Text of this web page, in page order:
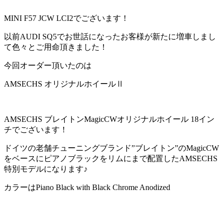
MINI F57 JCW LCI2でございます！
以前AUDI SQ5でお世話になったお客様が新たに増車しまし
て色々とご用命頂きました！
今回オーダー頂いたのは
AMSECHS オリジナルホイールⅡ
AMSECHS ブレイトンMagicCWオリジナルホイール 18イン
チでございます！
ドイツの老舗チューニングブランド”ブレイトン”のMagicCW
をベースにピアノブラックをリムにまで配置したAMSECHS
特別モデルになります♪
カラーはPiano Black with Black Chrome Anodized